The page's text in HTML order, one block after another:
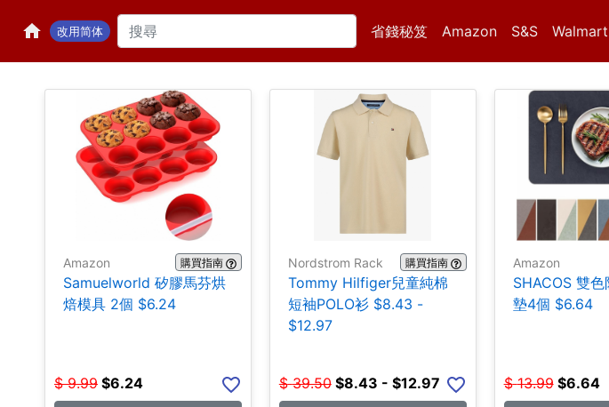
改用简体 省錢秘笈 Amazon S&S Walmart
Amazon 購買指南
Samuelworld 矽膠馬芬烘
焙模具 2個 $6.24
$ 9.99 $6.24
Nordstrom Rack 購買指南
Tommy Hilfiger兒童純棉
短袖POLO衫 $8.43 -
$12.97
$ 39.50 $8.43 - $12.97
Amazon
SHACOS 雙
墊4個 $6.64
$ 13.99 $6.64